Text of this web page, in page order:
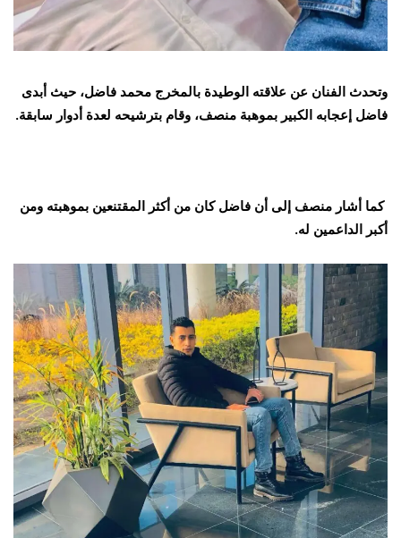
وتحدث الفنان عن علاقته الوطيدة بالمخرج محمد فاضل، حيث أبدى
فاضل إعجابه الكبير بموهبة منصف، وقام بترشيحه لعدة أدوار سابقة.
كما أشار منصف إلى أن فاضل كان من أكثر المقتنعين بموهبته ومن
أكبر الداعمين له.